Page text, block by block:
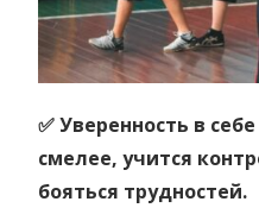
✅ Уверенность в
смелее, учится
бояться трудностей.